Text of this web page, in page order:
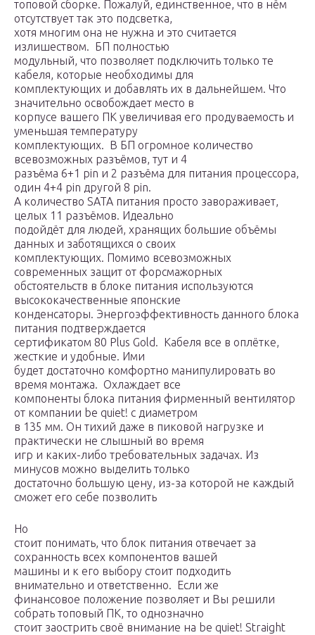
топовой сборке. Пожалуй, единственное, что в нём
отсутствует так это подсветка,
хотя многим она не нужна и это считается
излишеством. БП полностью
модульный, что позволяет подключить только те
кабеля, которые необходимы для
комплектующих и добавлять их в дальнейшем. Что
значительно освобождает место в
корпусе вашего ПК увеличивая его продуваемость и
уменьшая температуру
комплектующих. В БП огромное количество
всевозможных разъёмов, тут и 4
разъёма 6+1 pin и 2 разъёма для питания процессора,
один 4+4 pin другой 8 pin.
А количество SATA питания просто завораживает,
целых 11 разъёмов. Идеально
подойдёт для людей, хранящих большие объёмы
данных и заботящихся о своих
комплектующих. Помимо всевозможных
современных защит от форсмажорных
обстоятельств в блоке питания используются
высококачественные японские
конденсаторы. Энергоэффективность данного блока
питания подтверждается
сертификатом 80 Plus Gold. Кабеля все в оплётке,
жесткие и удобные. Ими
будет достаточно комфортно манипулировать во
время монтажа. Охлаждает все
компоненты блока питания фирменный вентилятор
от компании be quiet! с диаметром
в 135 мм. Он тихий даже в пиковой нагрузке и
практически не слышный во время
игр и каких-либо требовательных задачах. Из
минусов можно выделить только
достаточно большую цену, из-за которой не каждый
сможет его себе позволить
Но
стоит понимать, что блок питания отвечает за
сохранность всех компонентов вашей
машины и к его выбору стоит подходить
внимательно и ответственно. Если же
финансовое положение позволяет и Вы решили
собрать топовый ПК, то однозначно
стоит заострить своё внимание на be quiet! Straight